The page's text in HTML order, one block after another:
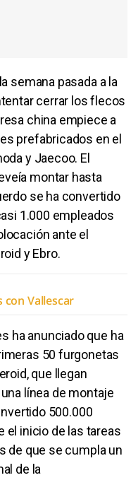
semana pasada a la
cerrar los flecos
china empiece a
prefabricados en el
y Jaecoo. El
montar hasta
se ha convertido
1.000 empleados
ante el
y Ebro.
con Vallescar
ha anunciado que ha
50 furgonetas
que llegan
línea de montaje
500.000
el inicio de las tareas
de que se cumpla un
de la